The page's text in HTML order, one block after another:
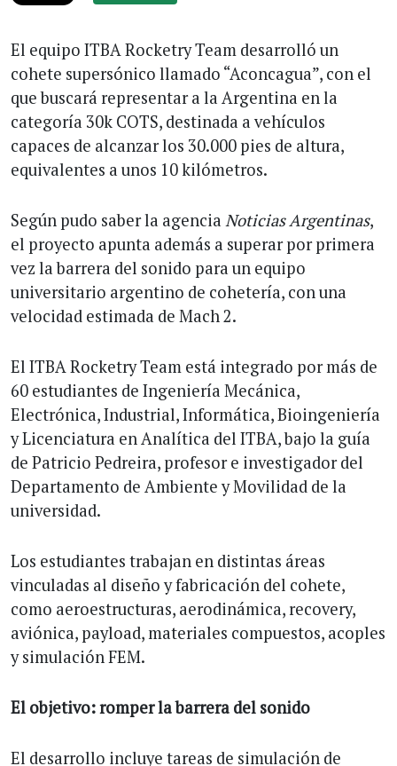
El equipo ITBA Rocketry Team desarrolló un
cohete supersónico llamado “Aconcagua”, con el
que buscará representar a la Argentina en la
categoría 30k COTS, destinada a vehículos
capaces de alcanzar los 30.000 pies de altura,
equivalentes a unos 10 kilómetros.
Según pudo saber la agencia Noticias Argentinas,
el proyecto apunta además a superar por primera
vez la barrera del sonido para un equipo
universitario argentino de cohetería, con una
velocidad estimada de Mach 2.
El ITBA Rocketry Team está integrado por más de
60 estudiantes de Ingeniería Mecánica,
Electrónica, Industrial, Informática, Bioingeniería
y Licenciatura en Analítica del ITBA, bajo la guía
de Patricio Pedreira, profesor e investigador del
Departamento de Ambiente y Movilidad de la
universidad.
Los estudiantes trabajan en distintas áreas
vinculadas al diseño y fabricación del cohete,
como aeroestructuras, aerodinámica, recovery,
aviónica, payload, materiales compuestos, acoples
y simulación FEM.
El objetivo: romper la barrera del sonido
El desarrollo incluye tareas de simulación de